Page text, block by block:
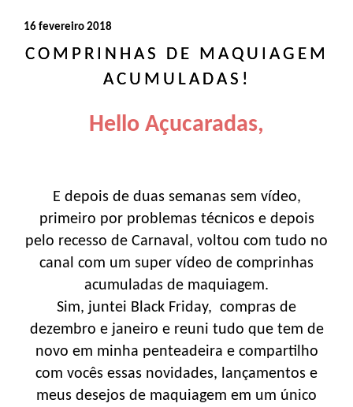
16 fevereiro 2018
COMPRINHAS DE MAQUIAGEM
ACUMULADAS!
Hello Açucaradas,
E depois de duas semanas sem vídeo,
primeiro por problemas técnicos e depois
pelo recesso de Carnaval, voltou com tudo no
canal com um super vídeo de comprinhas
acumuladas de maquiagem.
Sim, juntei Black Friday, compras de
dezembro e janeiro e reuni tudo que tem de
novo em minha penteadeira e compartilho
com vocês essas novidades, lançamentos e
meus desejos de maquiagem em um único